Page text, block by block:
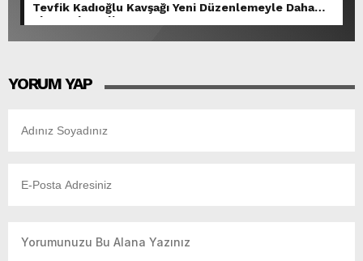
Tevfik Kadıoğlu Kavşağı Yeni Düzenlemeyle Daha
Akıcı Hale Geliyor.
YORUM YAP